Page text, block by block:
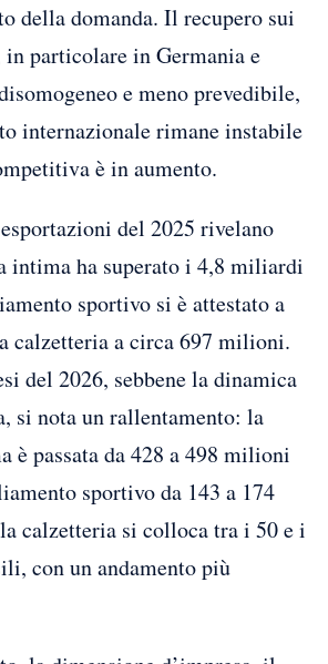
della domanda. Il recupero sui
particolare in Germania e
e meno prevedibile,
internazionale rimane instabile
è in aumento.
del 2025 rivelano
intima ha superato i 4,8 miliardi
sportivo si è attestato a
calzetteria a circa 697 milioni.
del 2026, sebbene la dinamica
si nota un rallentamento: la
è passata da 428 a 498 milioni
sportivo da 143 a 174
calzetteria si colloca tra i 50 e i
con un andamento più